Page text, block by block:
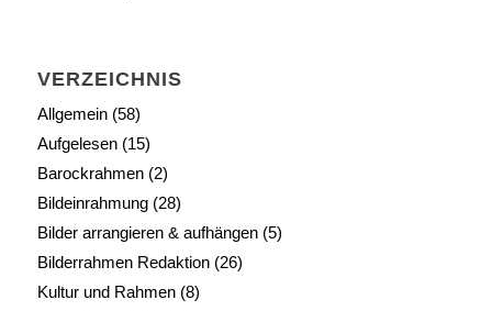
VERZEICHNIS
Allgemein(58)
Aufgelesen(15)
Barockrahmen(2)
Bildeinrahmung(28)
Bilder arrangieren & aufhängen(5)
Bilderrahmen Redaktion(26)
Kultur und Rahmen(8)